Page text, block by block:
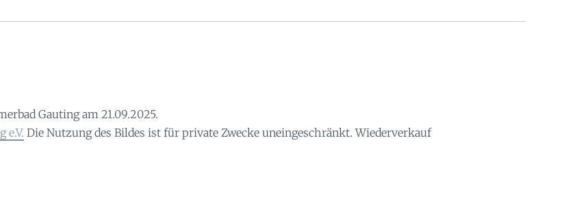
Gauting am 21.09.2025.
e.V. Die Nutzung des Bildes ist für private Zwecke uneingeschränkt. Wiederverkauf